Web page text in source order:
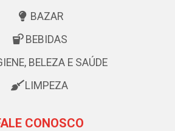
BAZAR
BEBIDAS
BELEZA E SAÚDE
LIMPEZA
CONOSCO